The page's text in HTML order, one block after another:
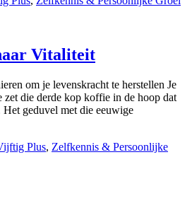
Vitaliteit
om je levenskracht te herstellen Je
zet die derde kop koffie in de hoop dat
geduvel met die eeuwige
Plus, Zelfkennis & Persoonlijke